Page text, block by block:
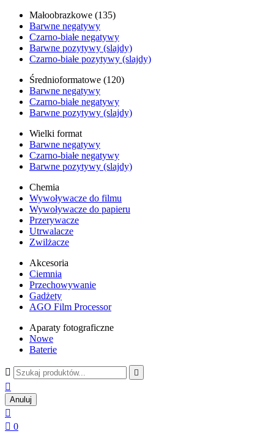
Małoobrazkowe (135)
Barwne negatywy
Czarno-białe negatywy
Barwne pozytywy (slajdy)
Czarno-białe pozytywy (slajdy)
Średnioformatowe (120)
Barwne negatywy
Czarno-białe negatywy
Barwne pozytywy (slajdy)
Wielki format
Barwne negatywy
Czarno-białe negatywy
Barwne pozytywy (slajdy)
Chemia
Wywoływacze do filmu
Wywoływacze do papieru
Przerywacze
Utrwalacze
Zwilżacze
Akcesoria
Ciemnia
Przechowywanie
Gadżety
AGO Film Processor
Aparaty fotograficzne
Nowe
Baterie
 

Anuluj

 0